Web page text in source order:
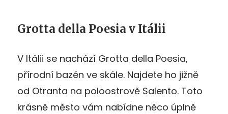
Grotta della Poesia v Itálii
V Itálii se nachází Grotta della Poesia,
přírodní bazén ve skále. Najdete ho jižně
od Otranta na poloostrově Salento. Toto
krásně město vám nabídne něco úplně